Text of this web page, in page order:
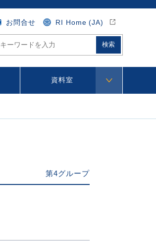
お問合せ RI Home (JA)
資料室
第4グループ